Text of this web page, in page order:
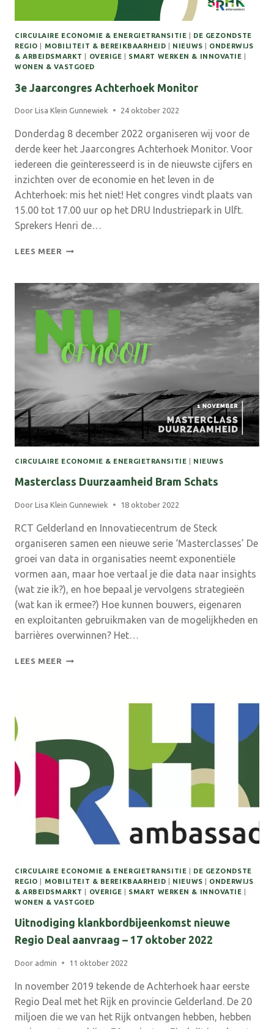
CIRCULAIRE ECONOMIE & ENERGIETRANSITIE
DE GEZONDSTE
REGIO
MOBILITEIT & BEREIKBAARHEID NIEUWS
ONDERWIJS
& ARBEIDSMARKT
OVERIGE SMART WERKEN & INNOVATIE
WONEN & VASTGOED
3e Jaarcongres Achterhoek Monitor
Door Lisa Klein Gunnewiek 24 oktober 2022
Donderdag 8 december 2022 organiseren wij voor de
derde keer het Jaarcongres Achterhoek Monitor. Voor
iedereen die geïnteresseerd is in de nieuwste cijfers en
inzichten over de economie en het leven in de
Achterhoek: mis het niet! Het congres vindt plaats van
15.00 tot 17.00 uur op het DRU Industriepark in Ulft.
Sprekers Henri de…
LEES MEER 3E
MONITOR
CIRCULAIRE ECONOMIE & ENERGIETRANSITIE NIEUWS
Masterclass Duurzaamheid Bram Schats
Door Lisa Klein Gunnewiek 18 oktober 2022
RCT Gelderland en Innovatiecentrum de Steck
organiseren samen een nieuwe serie ‘Masterclasses’ De
groei van data in organisaties neemt exponentiële
vormen aan, maar hoe vertaal je die data naar insights
(wat zie ik?), en hoe bepaal je vervolgens strategieën
(wat kan ik ermee?) Hoe kunnen bouwers, eigenaren
en exploitanten gebruikmaken van de mogelijkheden en
barrières overwinnen? Het…
LEES MEER MASTERCLASS
CIRCULAIRE ECONOMIE & ENERGIETRANSITIE
DE GEZONDSTE
REGIO
MOBILITEIT & BEREIKBAARHEID NIEUWS
ONDERWIJS
& ARBEIDSMARKT
OVERIGE SMART WERKEN & INNOVATIE
WONEN & VASTGOED
Uitnodiging klankbordbijeenkomst nieuwe
Regio Deal aanvraag – 17 oktober 2022
Door admin 11 oktober 2022
In november 2019 tekende de Achterhoek haar eerste
Regio Deal met het Rijk en provincie Gelderland. De 20
miljoen die we van het Rijk ontvangen hebben, hebben